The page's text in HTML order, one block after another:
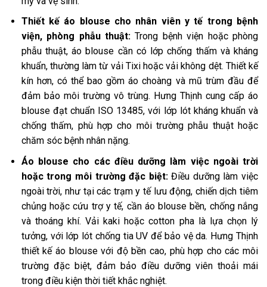
Thiết kế áo blouse cho nhân viên y tế trong bệnh
viện, phòng phẫu thuật:Trong bệnh viện hoặc phòng
phẫu thuật, áo blouse cần có lớp chống thấm và kháng
khuẩn, thường làm từ vải Tixi hoặc vải không dệt. Thiết kế
kín hơn, có thể bao gồm áo choàng và mũ trùm đầu để
đảm bảo môi trường vô trùng. Hưng Thịnh cung cấp áo
blouse đạt chuẩn ISO 13485, với lớp lót kháng khuẩn và
chống thấm, phù hợp cho môi trường phẫu thuật hoặc
chăm sóc bệnh nhân nặng.
Áo blouse cho các điều dưỡng làm việc ngoài trời
hoặc trong môi trường đặc biệt:Điều dưỡng làm việc
ngoài trời, như tại các trạm y tế lưu động, chiến dịch tiêm
chủng hoặc cứu trợ y tế, cần áo blouse bền, chống nắng
và thoáng khí. Vải kaki hoặc cotton pha là lựa chọn lý
tưởng, với lớp lót chống tia UV để bảo vệ da. Hưng Thịnh
thiết kế áo blouse với độ bền cao, phù hợp cho các môi
trường đặc biệt, đảm bảo điều dưỡng viên thoải mái
trong điều kiện thời tiết khắc nghiệt.